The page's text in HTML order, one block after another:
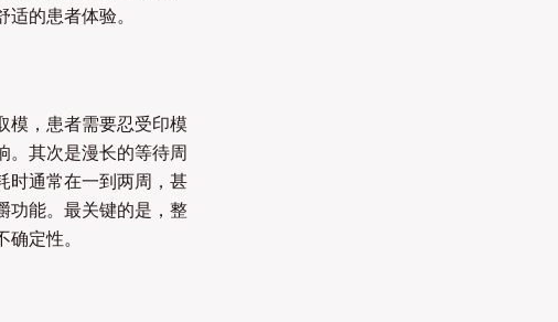
的患者体验。
模，患者需要忍受印模
。其次是漫长的等待周
时通常在一到两周，甚
功能。最关键的是，整
定性。